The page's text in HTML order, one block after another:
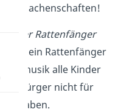
Machenschaften!
Der Rattenfänger
ein Rattenfänger
alle Kinder
die Bürger nicht für
haben.